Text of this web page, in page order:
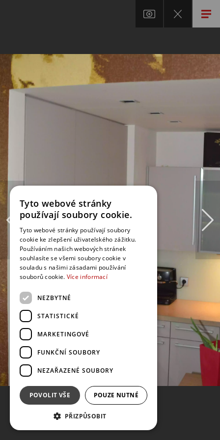
Tyto webové stránky
používají soubory cookie.
Tyto webové stránky používají soubory
cookie ke zlepšení uživatelského zážitku.
Používáním našich webových stránek
souhlasíte se všemi soubory cookie v
souladu s našimi zásadami používání
souborů cookie. Více informací
NEZBYTNÉ
STATISTICKÉ
MARKETINGOVÉ
FUNKČNÍ SOUBORY
NEZAŘAZENÉ SOUBORY
POVOLIT VŠE POUZE NUTNÉ
PŘIZPŮSOBIT